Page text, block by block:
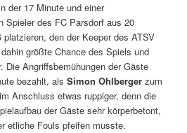
der 17 Minute und einer
Spieler des FC Parsdorf aus 20
den der Keeper des ATSV
größte Chance des Spiels und
Die Angriffsbemühungen der Gäste
bezahlt, alsSimon Ohlberger zum
Anschluss etwas ruppiger, denn die
der Gäste sehr körperbetont,
etliche Fouls pfeifen musste.